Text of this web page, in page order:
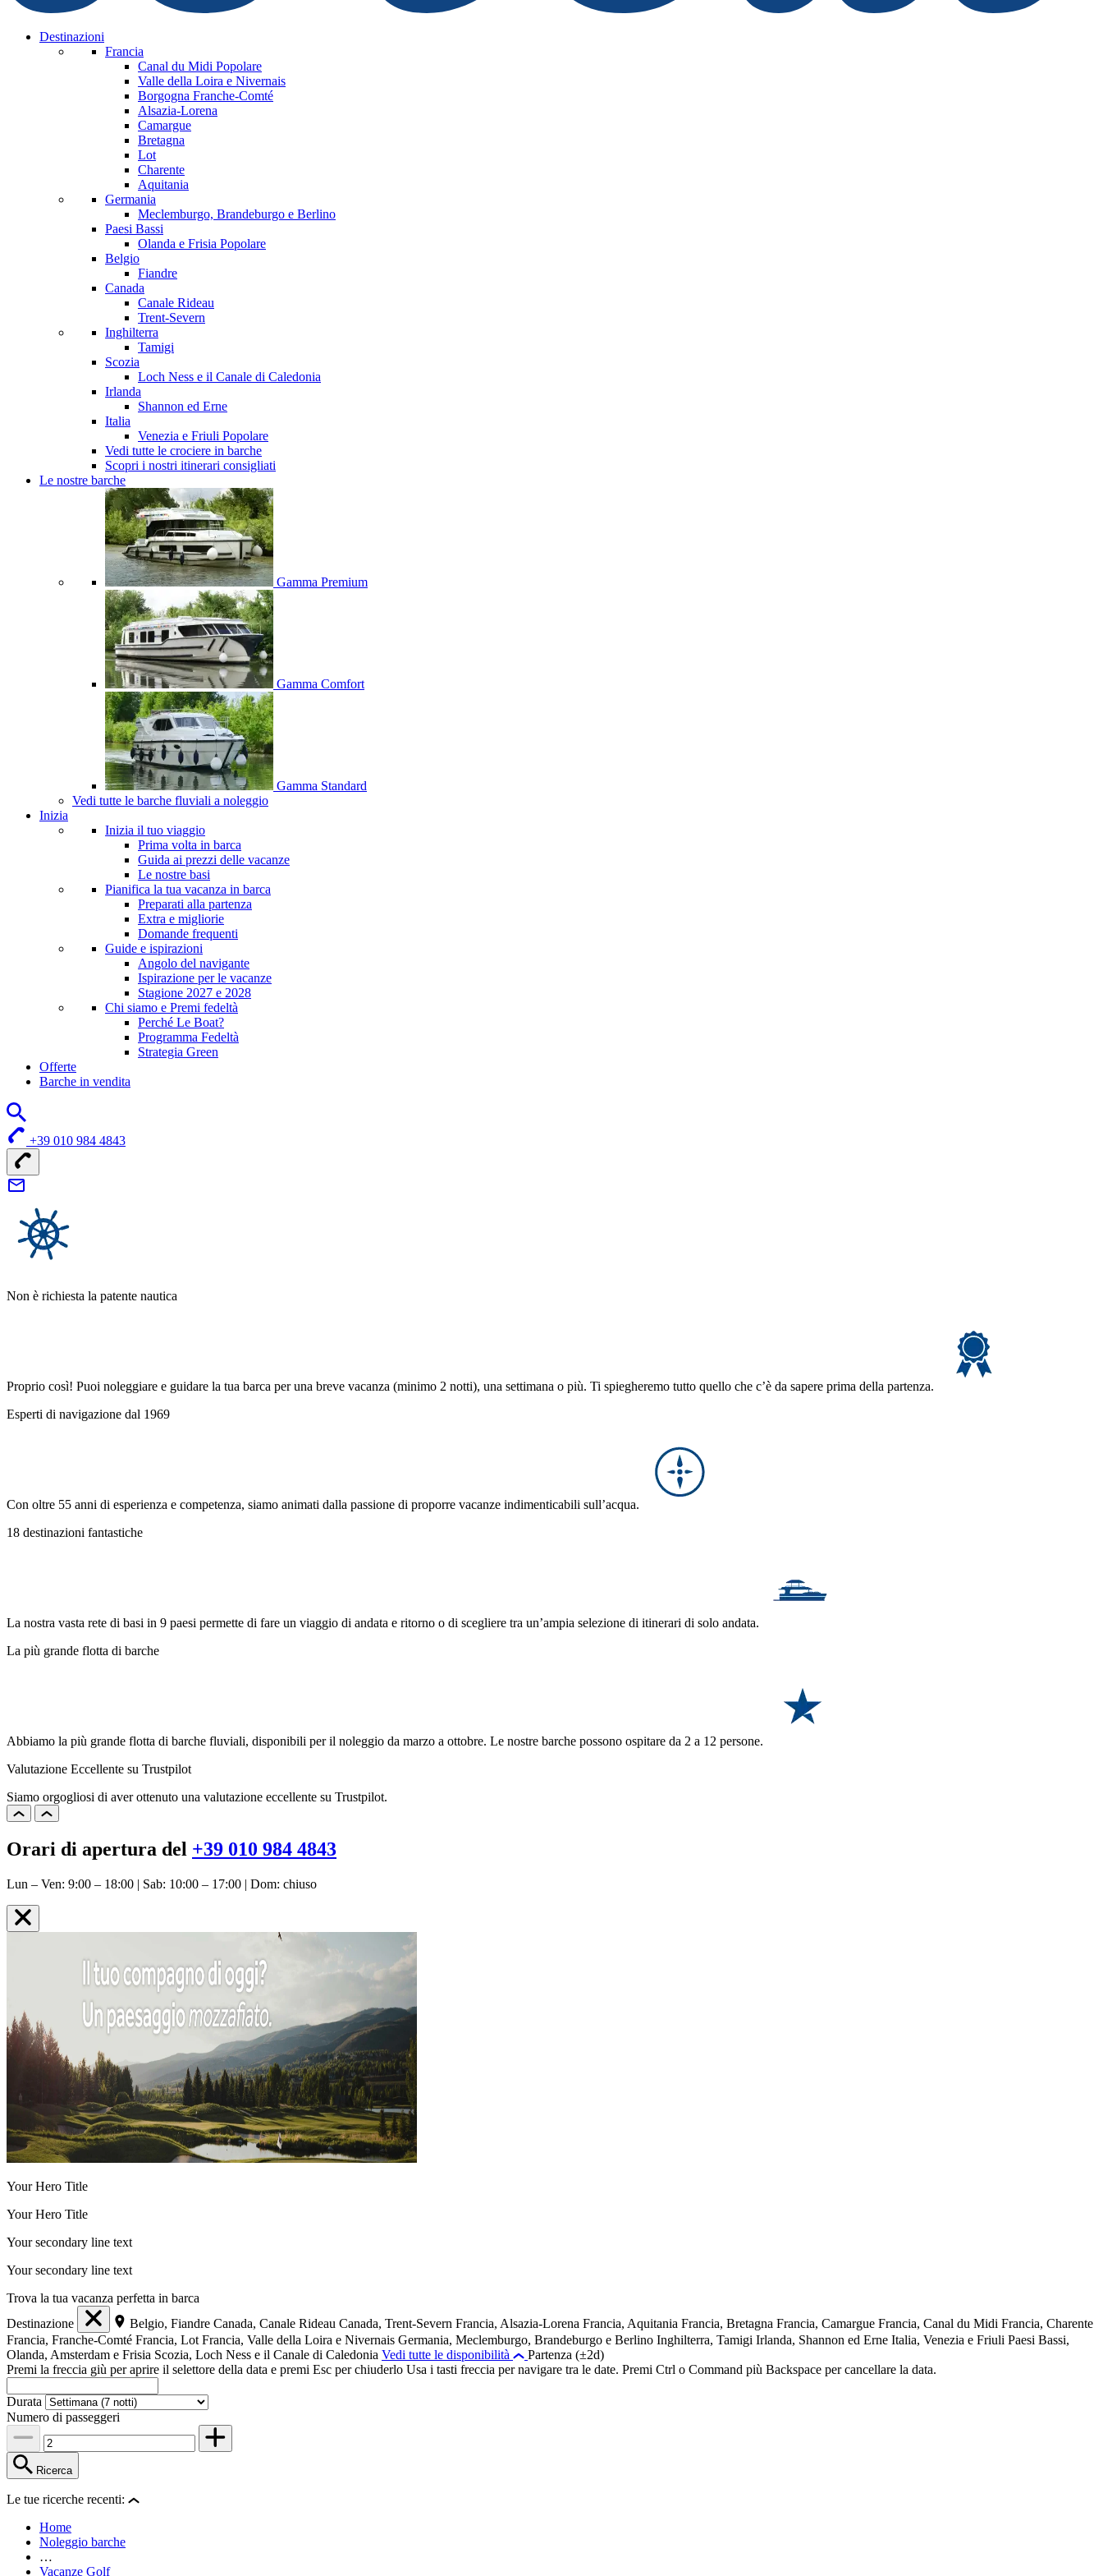
Destinazioni
Francia
Canal du Midi Popolare
Valle della Loira e Nivernais
Borgogna Franche-Comté
Alsazia-Lorena
Camargue
Bretagna
Lot
Charente
Aquitania
Germania
Meclemburgo, Brandeburgo e Berlino
Paesi Bassi
Olanda e Frisia Popolare
Belgio
Fiandre
Canada
Canale Rideau
Trent-Severn
Inghilterra
Tamigi
Scozia
Loch Ness e il Canale di Caledonia
Irlanda
Shannon ed Erne
Italia
Venezia e Friuli Popolare
Vedi tutte le crociere in barche
Scopri i nostri itinerari consigliati
Le nostre barche
Gamma Premium
Gamma Comfort
Gamma Standard
Vedi tutte le barche fluviali a noleggio
Inizia
Inizia il tuo viaggio
Prima volta in barca
Guida ai prezzi delle vacanze
Le nostre basi
Pianifica la tua vacanza in barca
Preparati alla partenza
Extra e migliorie
Domande frequenti
Guide e ispirazioni
Angolo del navigante
Ispirazione per le vacanze
Stagione 2027 e 2028
Chi siamo e Premi fedeltà
Perché Le Boat?
Programma Fedeltà
Strategia Green
Offerte
Barche in vendita
+39 010 984 4843
Non è richiesta la patente nautica
Proprio così! Puoi noleggiare e guidare la tua barca per una breve vacanza (minimo 2 notti), una settimana o più. Ti spiegheremo tutto quello che c’è da sapere prima della partenza.
Esperti di navigazione dal 1969
Con oltre 55 anni di esperienza e competenza, siamo animati dalla passione di proporre vacanze indimenticabili sull’acqua.
18 destinazioni fantastiche
La nostra vasta rete di basi in 9 paesi permette di fare un viaggio di andata e ritorno o di scegliere tra un’ampia selezione di itinerari di solo andata.
La più grande flotta di barche
Abbiamo la più grande flotta di barche fluviali, disponibili per il noleggio da marzo a ottobre. Le nostre barche possono ospitare da 2 a 12 persone.
Valutazione Eccellente su Trustpilot
Siamo orgogliosi di aver ottenuto una valutazione eccellente su Trustpilot.
Orari di apertura del +39 010 984 4843
Lun – Ven: 9:00 – 18:00 | Sab: 10:00 – 17:00 | Dom: chiuso
Your Hero Title
Your Hero Title
Your secondary line text
Your secondary line text
Trova la tua vacanza perfetta in barca
Destinazione
Belgio, Fiandre Canada, Canale Rideau Canada, Trent-Severn Francia, Alsazia-Lorena Francia, Aquitania Francia, Bretagna Francia, Camargue Francia, Canal du Midi Francia, Charente
Francia, Franche-Comté Francia, Lot Francia, Valle della Loira e Nivernais Germania, Meclemburgo, Brandeburgo e Berlino Inghilterra, Tamigi Irlanda, Shannon ed Erne Italia, Venezia e Friuli Paesi Bassi,
Olanda, Amsterdam e Frisia Scozia, Loch Ness e il Canale di Caledonia Vedi tutte le disponibilità
Partenza (±2d)
Premi la freccia giù per aprire il selettore della data e premi Esc per chiuderlo Usa i tasti freccia per navigare tra le date. Premi Ctrl o Command più Backspace per cancellare la data.
Durata
Numero di passeggeri
Ricerca
Le tue ricerche recenti:
Home
Noleggio barche
…
Vacanze Golf